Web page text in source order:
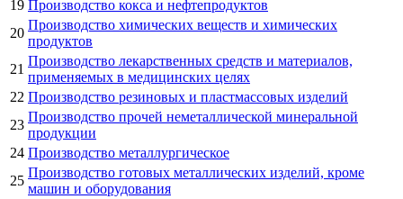
19 Производство кокса и нефтепродуктов
20
Производство химических веществ и химических
продуктов
21
Производство лекарственных средств и материалов,
применяемых в медицинских целях
22 Производство резиновых и пластмассовых изделий
23
Производство прочей неметаллической минеральной
продукции
24 Производство металлургическое
25
Производство готовых металлических изделий, кроме
машин и оборудования